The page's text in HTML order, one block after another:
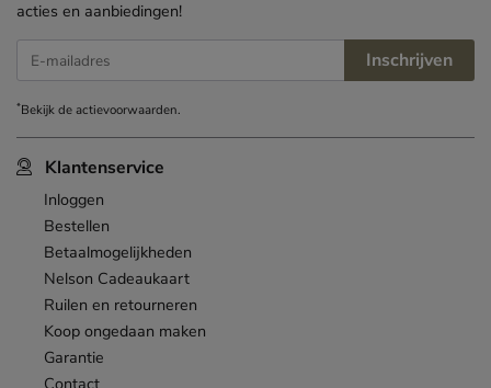
Klantenservice
Inloggen
Bestellen
Betaalmogelijkheden
Nelson Cadeaukaart
Ruilen en retourneren
Koop ongedaan maken
Garantie
acties en aanbiedingen!
E-mailadres Inschrijven
*Bekijk deactievoorwaarden.